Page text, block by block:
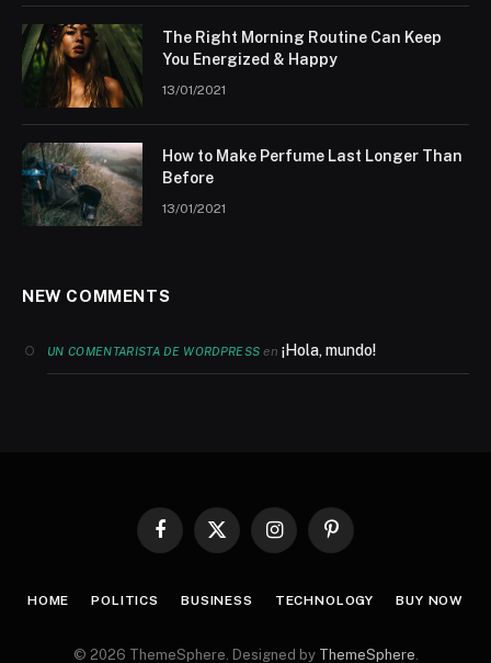
The Right Morning Routine Can Keep
You Energized & Happy
13/01/2021
How to Make Perfume Last Longer Than
Before
13/01/2021
NEW COMMENTS
UN COMENTARISTA DE WORDPRESS en¡Hola, mundo!
Facebook
X
InstagramPinterest
HOME POLITICS BUSINESS TECHNOLOGY BUY NOW
© 2026 ThemeSphere. Designed by ThemeSphere.